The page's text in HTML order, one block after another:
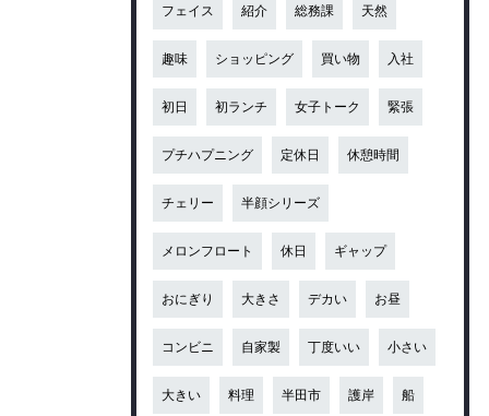
フェイス 紹介 総務課 天然
趣味 ショッピング 買い物 入社
初日 初ランチ 女子トーク 緊張
プチハプニング 定休日 休憩時間
チェリー 半顔シリーズ
メロンフロート 休日 ギャップ
おにぎり 大きさ デカい お昼
コンビニ 自家製 丁度いい 小さい
大きい 料理 半田市 護岸 船